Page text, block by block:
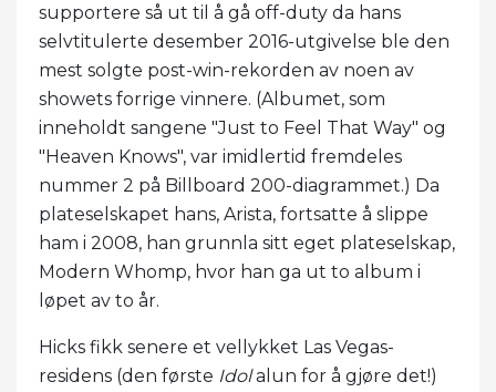
supportere så ut til å gå off-duty da hans
selvtitulerte desember 2016-utgivelse ble den
mest solgte post-win-rekorden av noen av
showets forrige vinnere. (Albumet, som
inneholdt sangene "Just to Feel That Way" og
"Heaven Knows", var imidlertid fremdeles
nummer 2 på Billboard 200-diagrammet.) Da
plateselskapet hans, Arista, fortsatte å slippe
ham i 2008, han grunnla sitt eget plateselskap,
Modern Whomp, hvor han ga ut to album i
løpet av to år.
Hicks fikk senere et vellykket Las Vegas-
residens (den første Idolalun for å gjøre det!)